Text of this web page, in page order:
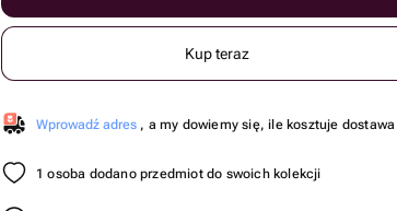
Kup teraz
Wprowadź adres , a my dowiemy się, ile kosztuje dostawa
1 osoba dodano przedmiot do swoich kolekcji